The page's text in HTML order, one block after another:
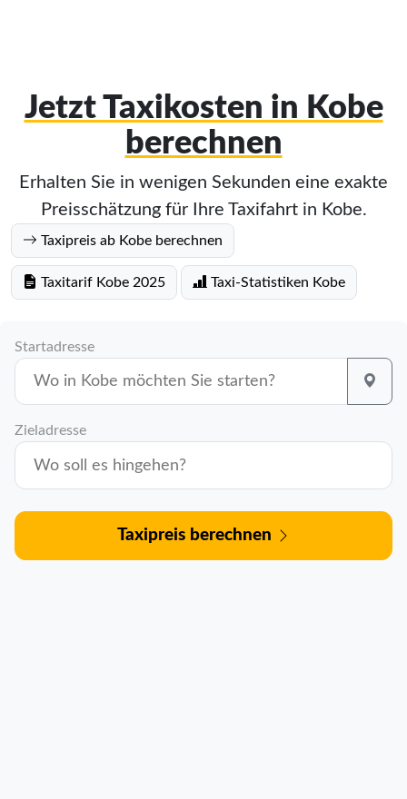
Jetzt Taxikosten in Kobe
berechnen
Erhalten Sie in wenigen Sekunden eine exakte
Preisschätzung für Ihre Taxifahrt in Kobe.
Taxipreis ab Kobe berechnen
Taxitarif Kobe 2025 Taxi-Statistiken Kobe
Startadresse
Zieladresse
Taxipreis berechnen